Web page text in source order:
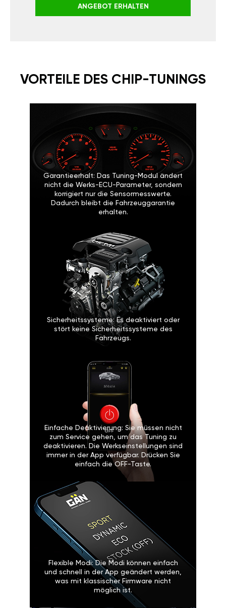
ANGEBOT ERHALTEN
VORTEILE DES CHIP-TUNINGS
Garantieerhalt: Das Tuning-Modul ändert
nicht die Werks-ECU-Parameter, sondern
korrigiert nur die Sensormesswerte.
Dadurch bleibt die Fahrzeuggarantie
erhalten.
Sicherheitssysteme: Es deaktiviert oder
stört keine Sicherheitssysteme des
Fahrzeugs.
Einfache Deaktivierung: Sie müssen nicht
zum Service gehen, um das Tuning zu
deaktivieren. Die Werkseinstellungen sind
immer in der App verfügbar. Drücken Sie
einfach die OFF-Taste.
Flexible Modi: Die Modi können einfach
und schnell in der App geändert werden,
was mit klassischer Firmware nicht
möglich ist.